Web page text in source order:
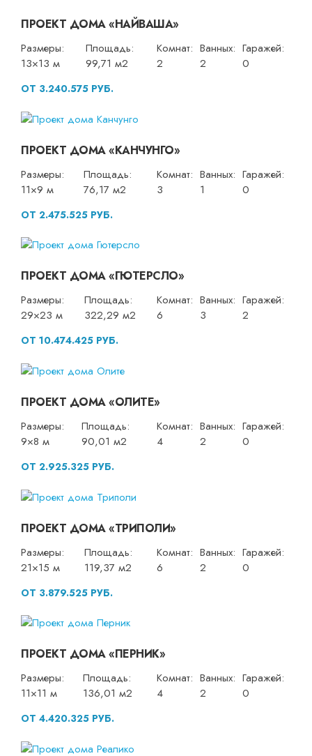
ПРОЕКТ ДОМА «НАЙВАША»
Размеры:
13×13 м
Площадь:
99,71 м2
Комнат:
2
Ванных:
2
Гаражей:
0
ОТ 3.240.575 РУБ.
ПРОЕКТ ДОМА «КАНЧУНГО»
Размеры:
11×9 м
Площадь:
76,17 м2
Комнат:
3
Ванных:
1
Гаражей:
0
ОТ 2.475.525 РУБ.
ПРОЕКТ ДОМА «ГЮТЕРСЛО»
Размеры:
29×23 м
Площадь:
322,29 м2
Комнат:
6
Ванных:
3
Гаражей:
2
ОТ 10.474.425 РУБ.
ПРОЕКТ ДОМА «ОЛИТЕ»
Размеры:
9×8 м
Площадь:
90,01 м2
Комнат:
4
Ванных:
2
Гаражей:
0
ОТ 2.925.325 РУБ.
ПРОЕКТ ДОМА «ТРИПОЛИ»
Размеры:
21×15 м
Площадь:
119,37 м2
Комнат:
6
Ванных:
2
Гаражей:
0
ОТ 3.879.525 РУБ.
ПРОЕКТ ДОМА «ПЕРНИК»
Размеры:
11×11 м
Площадь:
136,01 м2
Комнат:
4
Ванных:
2
Гаражей:
0
ОТ 4.420.325 РУБ.